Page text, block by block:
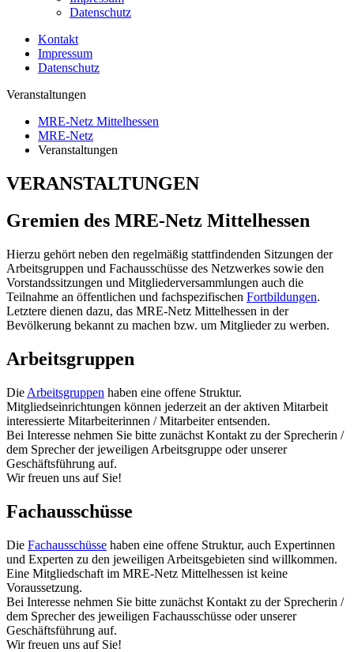
Datenschutz
Kontakt
Impressum
Datenschutz
Veranstaltungen
MRE-Netz Mittelhessen
MRE-Netz
Veranstaltungen
VERANSTALTUNGEN
Gremien des MRE-Netz Mittelhessen
Hierzu gehört neben den regelmäßig stattfindenden Sitzungen der
Arbeitsgruppen und Fachausschüsse des Netzwerkes sowie den
Vorstandssitzungen und Mitgliederversammlungen auch die
Teilnahme an öffentlichen und fachspezifischen Fortbildungen.
Letztere dienen dazu, das MRE-Netz Mittelhessen in der
Bevölkerung bekannt zu machen bzw. um Mitglieder zu werben.
Arbeitsgruppen
Die Arbeitsgruppen haben eine offene Struktur.
Mitgliedseinrichtungen können jederzeit an der aktiven Mitarbeit
interessierte Mitarbeiterinnen / Mitarbeiter entsenden.
Bei Interesse nehmen Sie bitte zunächst Kontakt zu der Sprecherin /
dem Sprecher der jeweiligen Arbeitsgruppe oder unserer
Geschäftsführung auf.
Wir freuen uns auf Sie!
Fachausschüsse
Die Fachausschüsse haben eine offene Struktur, auch Expertinnen
und Experten zu den jeweiligen Arbeitsgebieten sind willkommen.
Eine Mitgliedschaft im MRE-Netz Mittelhessen ist keine
Voraussetzung.
Bei Interesse nehmen Sie bitte zunächst Kontakt zu der Sprecherin /
dem Sprecher des jeweiligen Fachausschüsse oder unserer
Geschäftsführung auf.
Wir freuen uns auf Sie!